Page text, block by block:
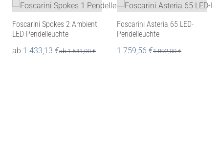
Foscarini Spokes 2 Ambient
LED-Pendelleuchte
ab 1.433,13 €ab1.541,00€
Foscarini Asteria 65 LED-
Pendelleuchte
1.759,56 €1.892,00€